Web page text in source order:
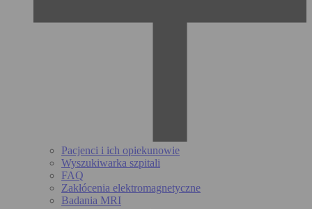
Pacjenci i ich opiekunowie
Wyszukiwarka szpitali
FAQ
Zakłócenia elektromagnetyczne
Badania MRI